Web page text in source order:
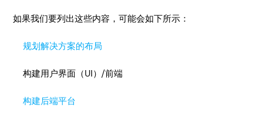
如果我们要列出这些内容，可能会如下所示：
规划解决方案的布局
构建用户界面（UI）/前端
构建后端平台